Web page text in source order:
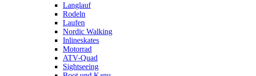
Langlauf
Rodeln
Laufen
Nordic Walking
Inlineskates
Motorrad
ATV-Quad
Sightseeing